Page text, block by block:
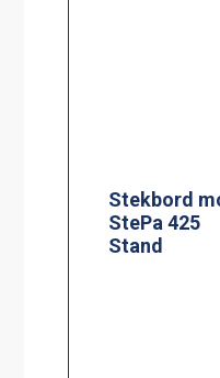
tyg 200 l